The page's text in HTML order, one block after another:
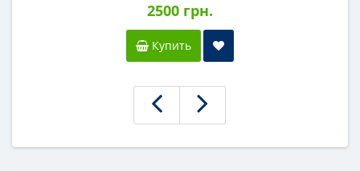
2500 грн.
Купить